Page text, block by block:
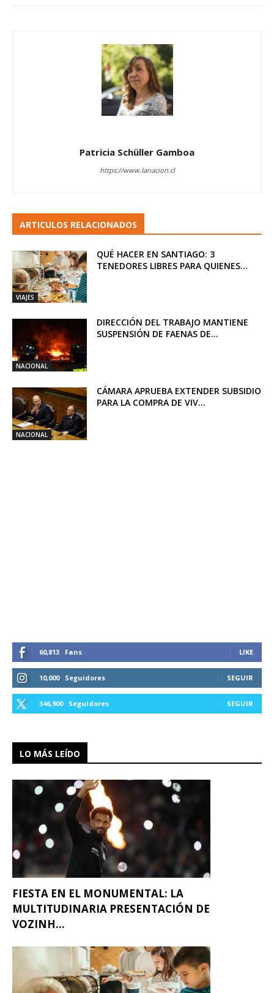
Patricia Schüller Gamboa
https://www.lanacion.cl
ARTICULOS RELACIONADOS
VIAJES
QUÉ HACER EN SANTIAGO: 3
TENEDORES LIBRES PARA QUIENES...
NACIONAL
DIRECCIÓN DEL TRABAJO MANTIENE
SUSPENSIÓN DE FAENAS DE...
NACIONAL
CÁMARA APRUEBA EXTENDER SUBSIDIO
PARA LA COMPRA DE VIV...
60,813 Fans LIKE
10,000 Seguidores SEGUIR
346,900 Seguidores SEGUIR
LO MÁS LEÍDO
FIESTA EN EL MONUMENTAL: LA
MULTITUDINARIA PRESENTACIÓN DE
VOZINH...